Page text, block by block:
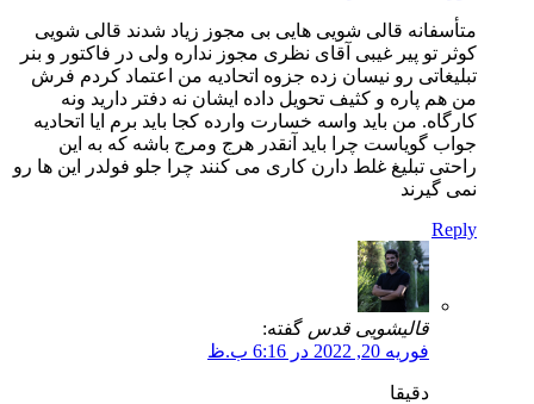
متأسفانه قالی شویی هایی بی مجوز زیاد شدند قالی شویی
کوثر تو پیر غیبی آقای نظری مجوز نداره ولی در فاکتور و بنر
تبلیغاتی رو نیسان زده جزوه اتحادیه من اعتماد کردم فرش
من هم پاره و کثیف تحویل داده ایشان نه دفتر دارید ونه
کارگاه. من باید واسه خسارت وارده کجا باید برم ایا اتحادیه
جواب گویاست چرا باید آنقدر هرج ومرج باشه که به این
راحتی تبلیغ غلط دارن کاری می کنند چرا جلو فولدر این ها رو
نمی گیرند
Reply
قالیشویی قدس گفته:
فوریه 20, 2022 در 6:16 ب.ظ
دقیقا